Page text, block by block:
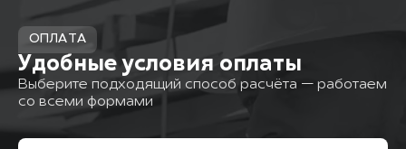
ОПЛАТА
Удобные условия оплаты
Выберите подходящий способ расчёта — работаем
со всеми формами